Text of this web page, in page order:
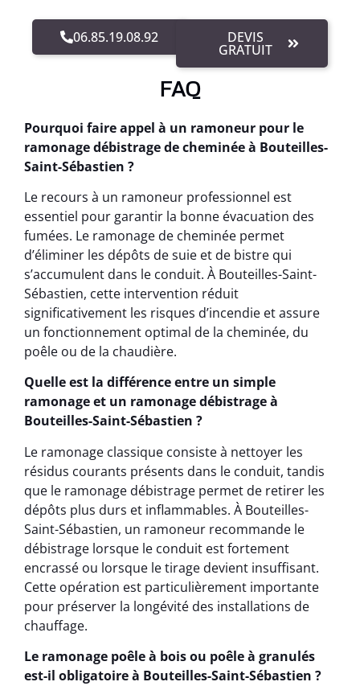
06.85.19.08.92 DEVIS
GRATUIT
FAQ
Pourquoi faire appel à un ramoneur pour le
ramonage débistrage de cheminée à Bouteilles-
Saint-Sébastien ?
Le recours à un ramoneur professionnel est
essentiel pour garantir la bonne évacuation des
fumées. Le ramonage de cheminée permet
d’éliminer les dépôts de suie et de bistre qui
s’accumulent dans le conduit. À Bouteilles-Saint-
Sébastien, cette intervention réduit
significativement les risques d’incendie et assure
un fonctionnement optimal de la cheminée, du
poêle ou de la chaudière.
Quelle est la différence entre un simple
ramonage et un ramonage débistrage à
Bouteilles-Saint-Sébastien ?
Le ramonage classique consiste à nettoyer les
résidus courants présents dans le conduit, tandis
que le ramonage débistrage permet de retirer les
dépôts plus durs et inflammables. À Bouteilles-
Saint-Sébastien, un ramoneur recommande le
débistrage lorsque le conduit est fortement
encrassé ou lorsque le tirage devient insuffisant.
Cette opération est particulièrement importante
pour préserver la longévité des installations de
chauffage.
Le ramonage poêle à bois ou poêle à granulés
est-il obligatoire à Bouteilles-Saint-Sébastien ?